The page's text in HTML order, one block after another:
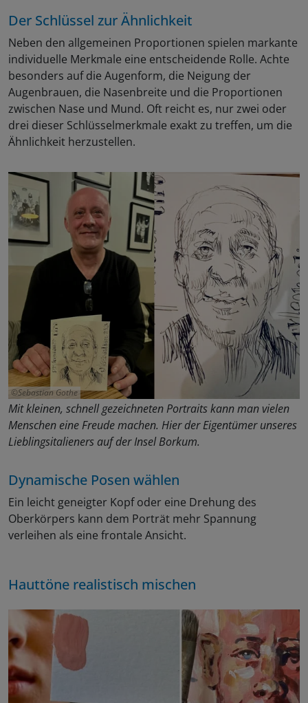
Der Schlüssel zur Ähnlichkeit
Neben den allgemeinen Proportionen spielen markante
individuelle Merkmale eine entscheidende Rolle. Achte
besonders auf die Augenform, die Neigung der
Augenbrauen, die Nasenbreite und die Proportionen
zwischen Nase und Mund. Oft reicht es, nur zwei oder
drei dieser Schlüsselmerkmale exakt zu treffen, um die
Ähnlichkeit herzustellen.
Sebastian Gothe
Mit kleinen, schnell gezeichneten Portraits kann man vielen
Menschen eine Freude machen. Hier der Eigentümer unseres
Lieblingsitalieners auf der Insel Borkum.
Dynamische Posen wählen
Ein leicht geneigter Kopf oder eine Drehung des
Oberkörpers kann dem Porträt mehr Spannung
verleihen als eine frontale Ansicht.
Hauttöne realistisch mischen